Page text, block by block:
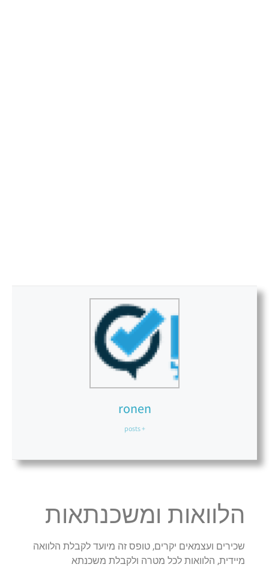
ronen
+ posts
הלוואות ומשכנתאות
שכירים ועצמאים יקרים, טופס זה מיועד לקבלת הלוואה
מיידית, הלוואות לכל מטרה ולקבלת משכנתא